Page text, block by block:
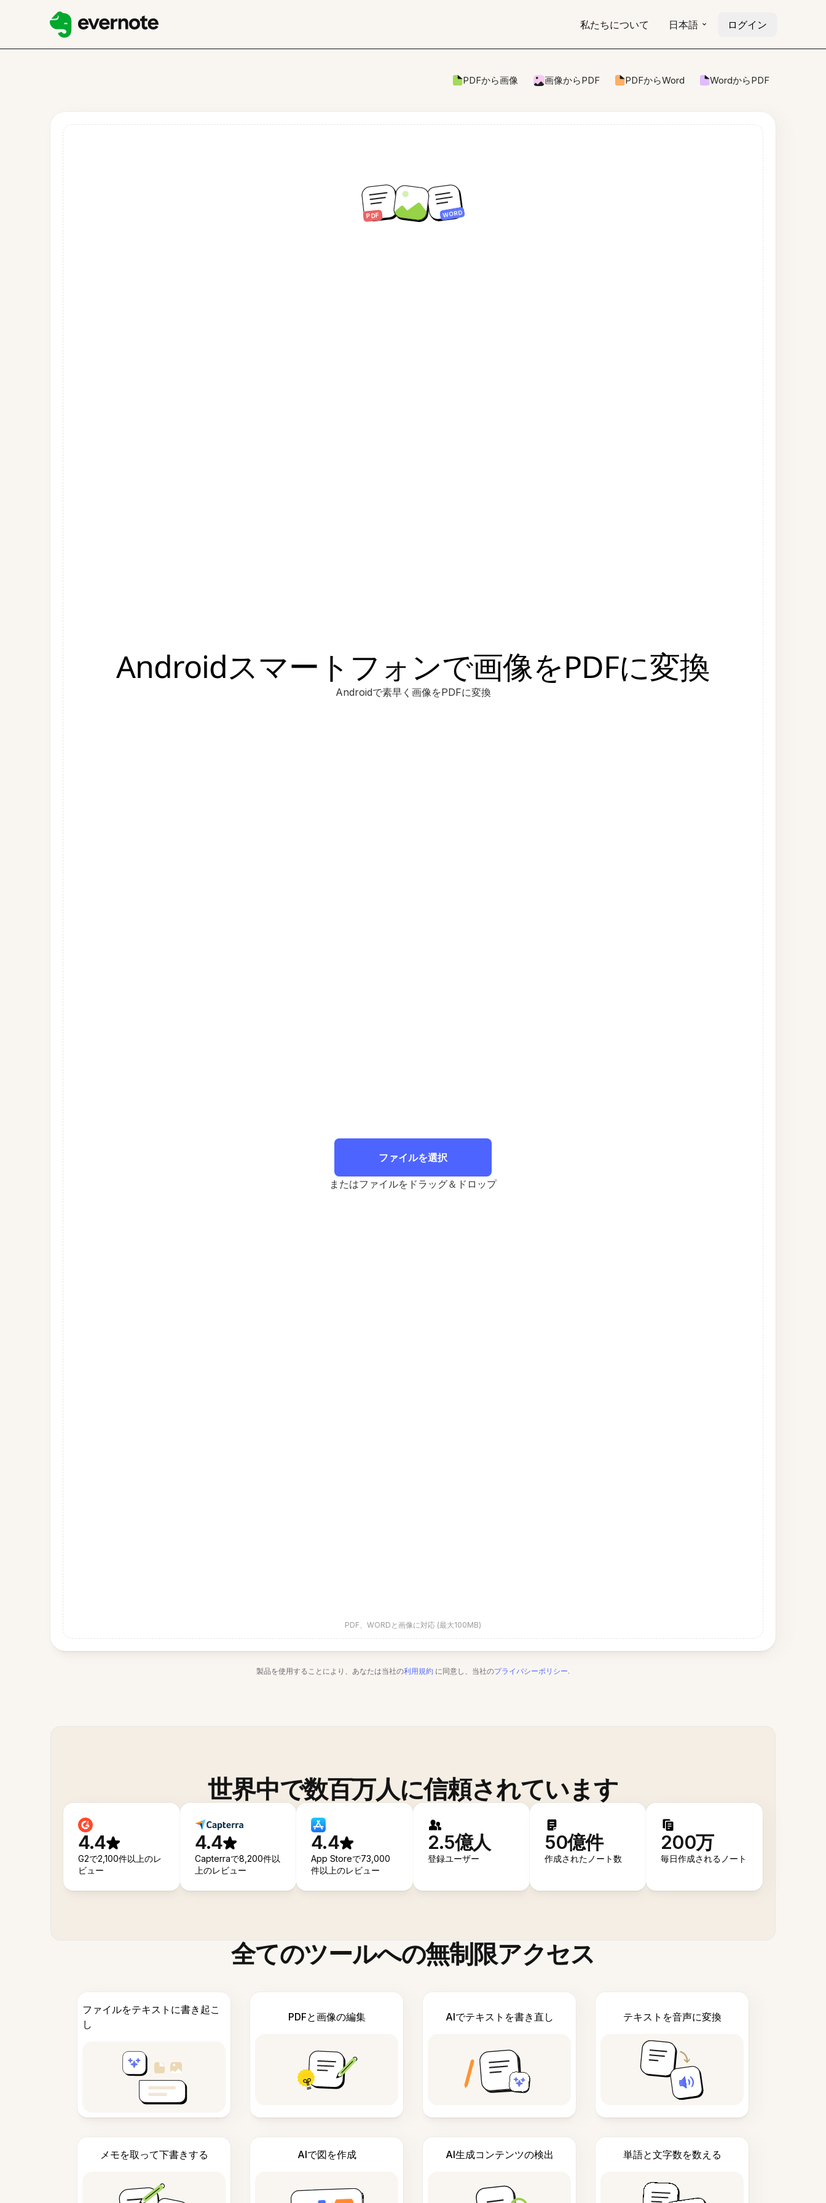
私たちについて 日本語 ログイン
PDFから画像 画像からPDF PDFからWord WordからPDF
Androidスマートフォンで画像をPDFに変換
Androidで素早く画像をPDFに変換
ファイルを選択
またはファイルをドラッグ＆ドロップ
PDF、WORDと画像に対応 (最大100MB)
製品を使用することにより、あなたは当社の利用規約 に同意し、当社のプライバシーポリシー.
世界中で数百万人に信頼されています
4.4
G2で2,100件以上のレ
ビュー
4.4
Capterraで8,200件以
上のレビュー
4.4
App Storeで73,000
件以上のレビュー
2.5億人
登録ユーザー
50億件
作成されたノート数
200万
毎日作成されるノート
全てのツールへの無制限アクセス
ファイルをテキストに書き起こ
し
PDFと画像の編集 AIでテキストを書き直し テキストを音声に変換
メモを取って下書きする AIで図を作成 AI生成コンテンツの検出 単語と文字数を数える